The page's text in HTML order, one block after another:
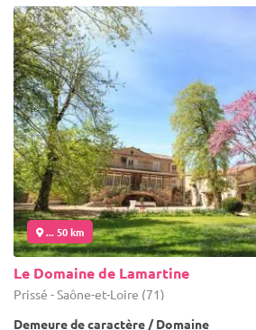
... 50 km
Le Domaine de Lamartine
Prissé - Saône-et-Loire (71)
Demeure de caractère / Domaine